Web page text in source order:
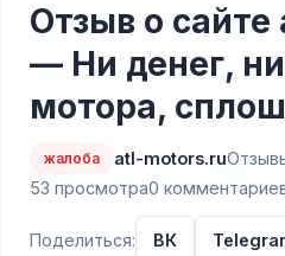
Отзыв о
— Ни денег,
мотора,
жалоба atl-motors.ru
53 просмотра0
Поделиться: ВК